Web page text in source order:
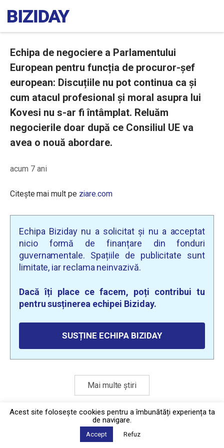
Echipa de negociere a Parlamentului
European pentru funcția de procuror-șef
european: Discuțiile nu pot continua ca și
cum atacul profesional și moral asupra lui
Kovesi nu s-ar fi întâmplat. Reluăm
negocierile doar după ce Consiliul UE va
avea o nouă abordare.
acum 7 ani
Citește mai mult pe ziare.com
Echipa Biziday nu a solicitat și nu a acceptat
nicio formă de finanțare din fonduri
guvernamentale. Spațiile de publicitate sunt
limitate, iar reclama neinvazivă.
Dacă îți place ce facem, poți contribui tu
pentru susținerea echipei Biziday.
SUSȚINE ECHIPA BIZIDAY
Mai multe știri
Politica de confidențialitate
2026 © Biziday
Acest site foloseşte cookies pentru a îmbunătăți experiența ta
de navigare.
Accept Refuz